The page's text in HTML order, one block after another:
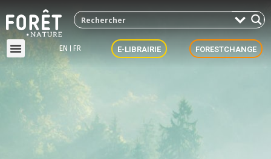
EN FR E-LIBRAIRIE FORESTCHANGE